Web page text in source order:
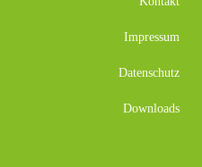
Impressum
Datenschutz
Downloads